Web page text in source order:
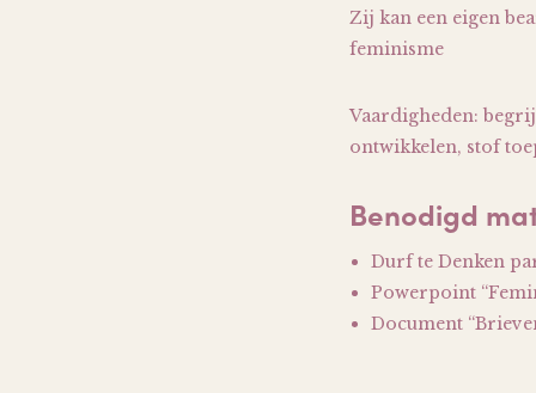
Zij kan een eigen
feminisme
Vaardigheden:
ontwikkelen, stof
Benodigd
Durf te Denken
Powerpoint
Document